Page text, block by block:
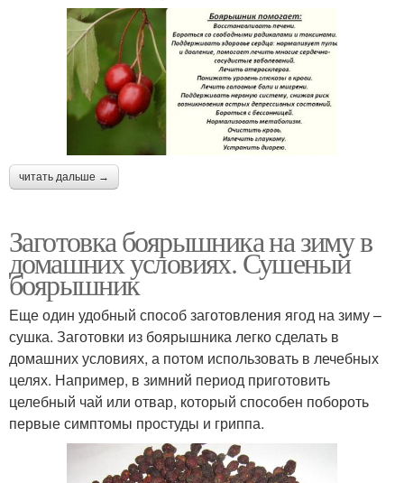
читать дальше →
Заготовка боярышника на зиму в
домашних условиях. Сушеный
боярышник
Еще один удобный способ заготовления ягод на зиму –
сушка. Заготовки из боярышника легко сделать в
домашних условиях, а потом использовать в лечебных
целях. Например, в зимний период приготовить
целебный чай или отвар, который способен побороть
первые симптомы простуды и гриппа.